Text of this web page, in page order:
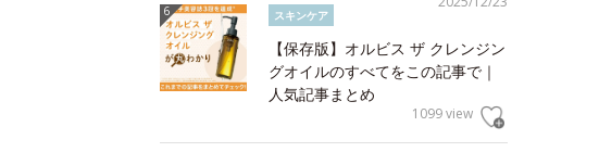
スキンケア
【保存版】オルビス ザ クレンジン
グオイルのすべてをこの記事で｜
人気記事まとめ
1099 view